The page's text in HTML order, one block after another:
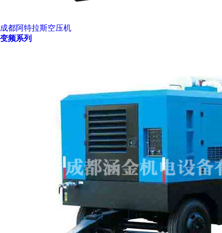
成都阿特拉斯空压机
变频系列